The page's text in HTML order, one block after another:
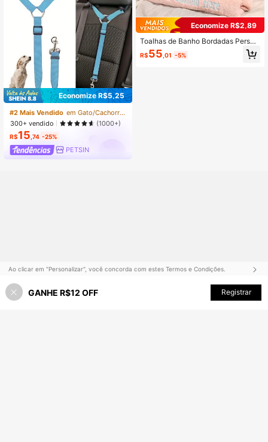
Economize R$5,25
#2 Mais Vendido
em Gato/Cachorro Capas protetoras para assentos de
300+ vendido
(1000+)
R$15 ,74 -25%
PETSIN
Economize R$2,89
Toalhas de Banho Bordadas Person
alizadas, Toalhas de Banho Monogr
amadas, Para o Dia das Mães, Para
R$55 ,01 -5%
Ao clicar em "Personalizar", você concorda com estes Termos e Condições.
GANHE R$12 OFF Registrar